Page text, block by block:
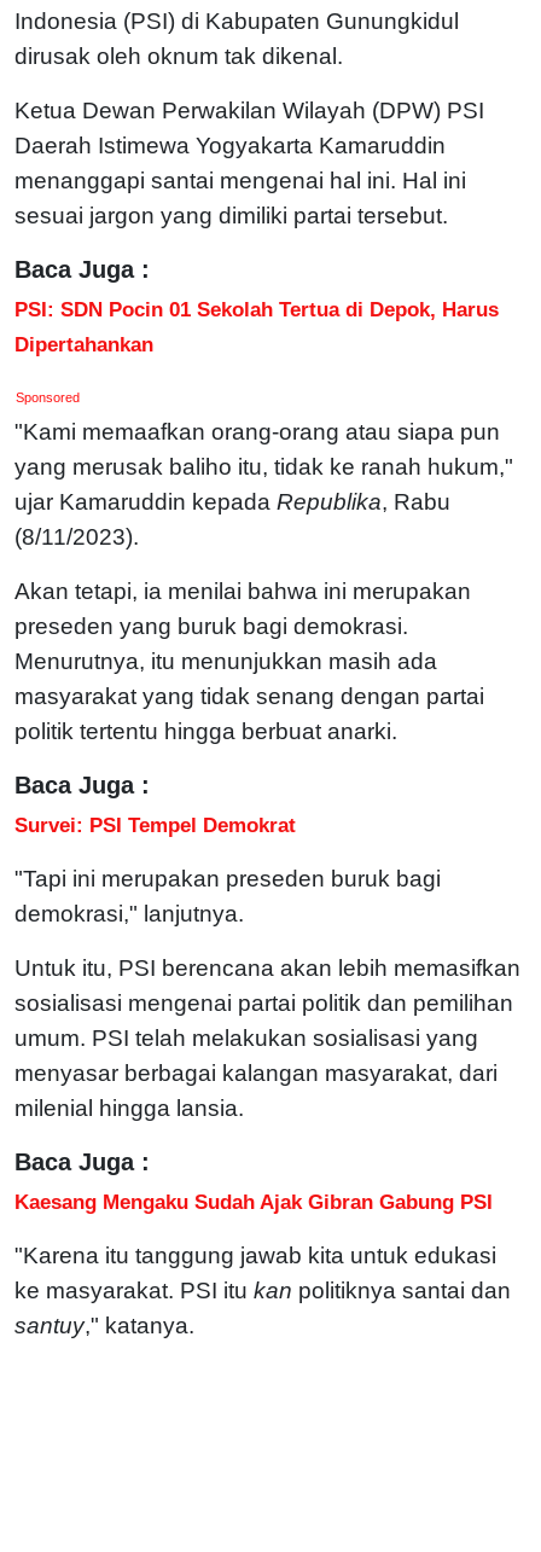
Indonesia (PSI) di Kabupaten Gunungkidul
dirusak oleh oknum tak dikenal.
Ketua Dewan Perwakilan Wilayah (DPW) PSI
Daerah Istimewa Yogyakarta Kamaruddin
menanggapi santai mengenai hal ini. Hal ini
sesuai jargon yang dimiliki partai tersebut.
Baca Juga :
PSI: SDN Pocin 01 Sekolah Tertua di Depok, Harus
Dipertahankan
Sponsored
"Kami memaafkan orang-orang atau siapa pun
yang merusak baliho itu, tidak ke ranah hukum,"
ujar Kamaruddin kepada Republika, Rabu
(8/11/2023).
Akan tetapi, ia menilai bahwa ini merupakan
preseden yang buruk bagi demokrasi.
Menurutnya, itu menunjukkan masih ada
masyarakat yang tidak senang dengan partai
politik tertentu hingga berbuat anarki.
Baca Juga :
Survei: PSI Tempel Demokrat
"Tapi ini merupakan preseden buruk bagi
demokrasi," lanjutnya.
Untuk itu, PSI berencana akan lebih memasifkan
sosialisasi mengenai partai politik dan pemilihan
umum. PSI telah melakukan sosialisasi yang
menyasar berbagai kalangan masyarakat, dari
milenial hingga lansia.
Baca Juga :
Kaesang Mengaku Sudah Ajak Gibran Gabung PSI
"Karena itu tanggung jawab kita untuk edukasi
ke masyarakat. PSI itu kan politiknya santai dan
santuy," katanya.